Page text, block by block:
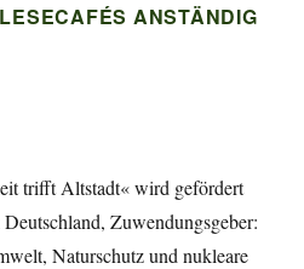
ANSTÄNDIG
trifft Altstadt« wird gefördert
Zuwendungsgeber:
Naturschutz und nukleare